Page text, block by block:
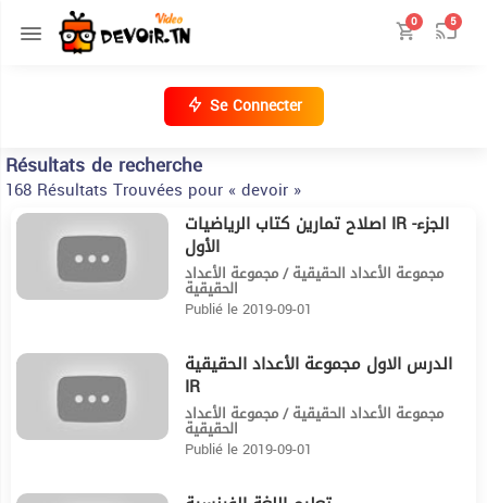
0 5
Se Connecter
Résultats de recherche
168 Résultats Trouvées pour « devoir »
اصلاح تمارين كتاب الرياضيات IR -الجزء
الأول
مجموعة الأعداد الحقيقية / مجموعة الأعداد
الحقيقية
Publié le 2019-09-01
الدرس الاول مجموعة الأعداد الحقيقية
IR
مجموعة الأعداد الحقيقية / مجموعة الأعداد
الحقيقية
Publié le 2019-09-01